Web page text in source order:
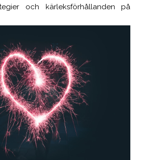
och kärleksförhållanden på